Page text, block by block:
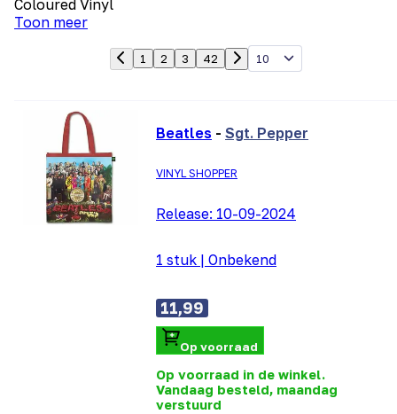
Coloured Vinyl
Toon meer
1 2 3 42 10
Beatles - Sgt. Pepper
VINYL SHOPPER
Release: 10-09-2024
1 stuk | Onbekend
11,99
Op voorraad
Op voorraad in de winkel.
Vandaag besteld, maandag
verstuurd